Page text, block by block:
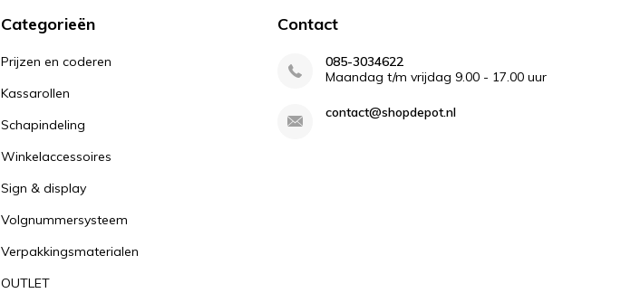
Categorieën
Prijzen en coderen
Kassarollen
Schapindeling
Winkelaccessoires
Sign & display
Volgnummersysteem
Verpakkingsmaterialen
OUTLET
Contact
085-3034622
Maandag t/m vrijdag 9.00 - 17.00 uur
contact@shopdepot.nl